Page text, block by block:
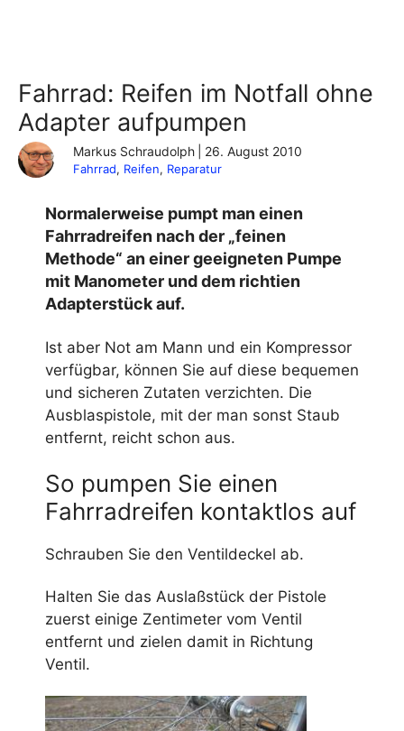
Fahrrad: Reifen im Notfall ohne
Adapter aufpumpen
Markus Schraudolph 26. August 2010
Fahrrad, Reifen, Reparatur
Normalerweise pumpt man einen
Fahrradreifen nach der „feinen
Methode“ an einer geeigneten Pumpe
mit Manometer und dem richtien
Adapterstück auf.
Ist aber Not am Mann und ein Kompressor
verfügbar, können Sie auf diese bequemen
und sicheren Zutaten verzichten. Die
Ausblaspistole, mit der man sonst Staub
entfernt, reicht schon aus.
So pumpen Sie einen
Fahrradreifen kontaktlos auf
Schrauben Sie den Ventildeckel ab.
Halten Sie das Auslaßstück der Pistole
zuerst einige Zentimeter vom Ventil
entfernt und zielen damit in Richtung
Ventil.